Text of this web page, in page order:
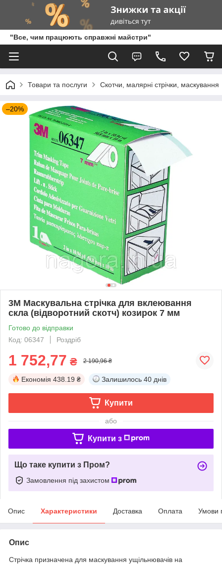
"Все, чим працюють справжні майстри"
Товари та послуги Скотчи, малярні стрічки, маскування
–20%
3M Маскувальна стрічка для вклеювання
скла (відворотний скотч) козирок 7 мм
Готово до відправки
Код: 06347
Роздріб
1 752,77 ₴ 2 190,96 ₴
Економія 438.19 ₴ Залишилось 40 днів
Купити
або
Купити з
Що таке купити з Пром?
Замовлення під захистом
Опис Характеристики Доставка Оплата Умови
Опис
Стрічка призначена для маскування ущільнювачів на